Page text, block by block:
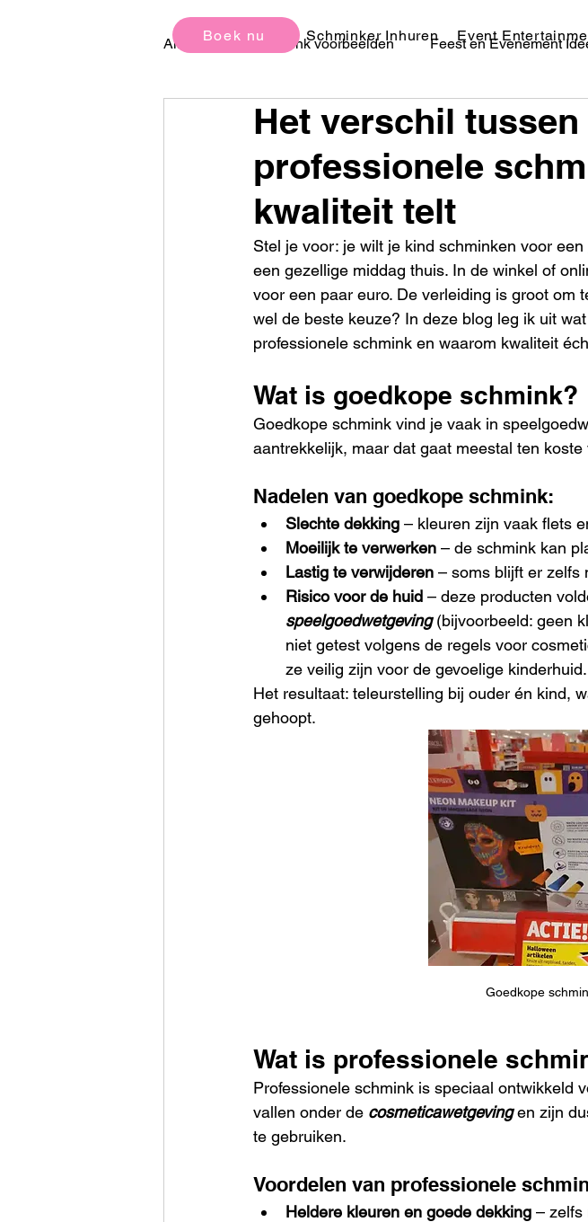
Boek nu Schminker Inhuren Event
All Posts Schmink voorbeelden Feest en Evenement
Kinderfeestjes Ideeën en Tips Festival Schmink &
Het verschil
professionele
kwaliteit telt
Stel je voor: je wilt je kind schminken voor een
een gezellige middag thuis. In de winkel of
voor een paar euro. De verleiding is groot om
wel de beste keuze? In deze blog leg ik uit
professionele schmink en waarom kwaliteit
Wat is goedkope schmink?
Goedkope schmink vind je vaak in
aantrekkelijk, maar dat gaat meestal ten koste
Nadelen van goedkope schmink:
Slechte dekking – kleuren zijn vaak flets
Moeilijk te verwerken – de schmink kan
Lastig te verwijderen – soms blijft er zelfs
Risico voor de huid – deze producten
speelgoedwetgeving (bijvoorbeeld: geen
niet getest volgens de regels voor
ze veilig zijn voor de gevoelige kinderhuid.
Het resultaat: teleurstelling bij ouder én kind,
gehoopt.
Goedkope
Wat is professionele
Professionele schmink is speciaal ontwikkeld
vallen onder de cosmeticawetgeving en zijn
te gebruiken.
Voordelen van professionele
Heldere kleuren en goede dekking – zelfs